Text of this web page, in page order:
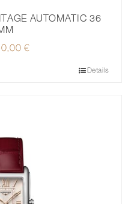
AUTOMATIC 36
€
Details